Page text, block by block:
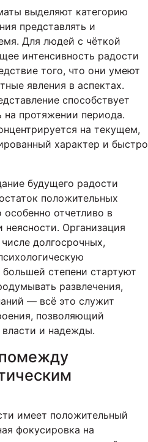
выделяют категорию
представлять и
Для людей с чёткой
интенсивность радости
того, что они умеют
явления в аспектах.
способствует
на протяжении периода.
на текущем,
характер и быстро
будущего радости
положительных
отчетливо в
Организация
долгосрочных,
степени стартуют
развлечения,
— всё это служит
позволяющий
и надежды.
имеет положительный
фокусировка на